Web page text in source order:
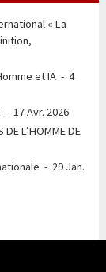
« La
et IA- 4
- 17 Avr. 2026
L’HOMME DE
- 29 Jan.